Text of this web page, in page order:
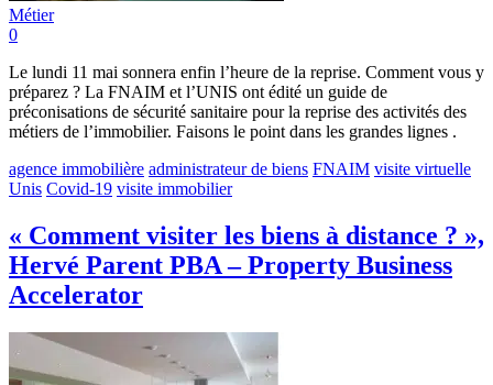
Métier
0
Le lundi 11 mai sonnera enfin l’heure de la reprise. Comment vous y
préparez ? La FNAIM et l’UNIS ont édité un guide de
préconisations de sécurité sanitaire pour la reprise des activités des
métiers de l’immobilier. Faisons le point dans les grandes lignes .
agence immobilière administrateur de biens FNAIM visite virtuelle
Unis Covid-19 visite immobilier
« Comment visiter les biens à distance ? »,
Hervé Parent PBA – Property Business
Accelerator